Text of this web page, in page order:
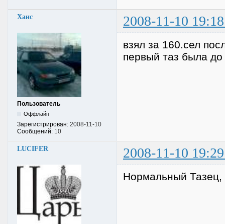
Ханс 2008-11-10
Пользователь
Оффлайн
Зарегистрирован: 2008-11-10
Сообщений: 10
взял за 160.сел
первый таз была до
LUCIFER 2008-11-10
Нормальный Тазец,